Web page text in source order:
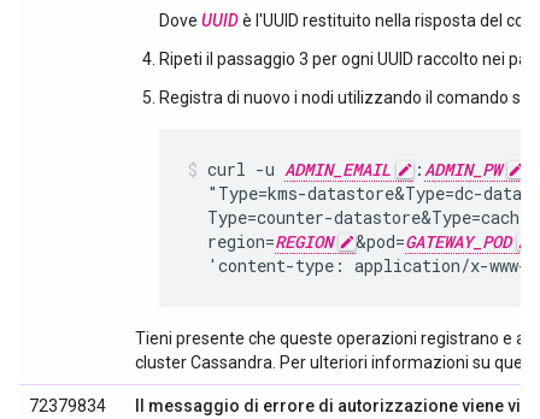
Dove UUIDè l'UUID restituito nella risposta del
Ripeti il passaggio 3 per ogni UUID raccolto nei
Registra di nuovo i nodi utilizzando il comando
curl -u ADMIN_EMAIL :ADMIN_PW
"Type=kms-datastore&Type=dc-
Type=counter-
  region=
REGION &pod=GATEWAY_POD
'content-type: application/x-www-
Tieni presente che queste operazioni registrano e
cluster Cassandra. Per ulteriori informazioni su
72379834 Il messaggio di errore di autorizzazione viene